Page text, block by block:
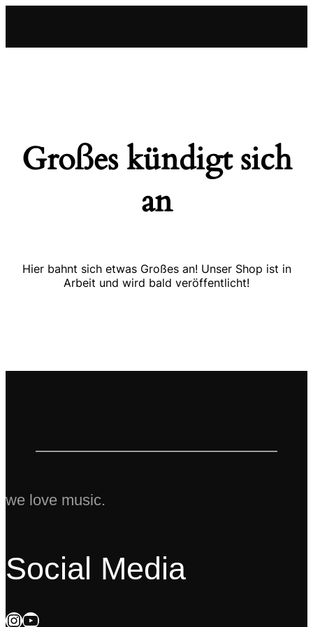
Großes kündigt sich
an
Hier bahnt sich etwas Großes an! Unser Shop ist in
Arbeit und wird bald veröffentlicht!
we love music.
Social Media
InstagramYouTube